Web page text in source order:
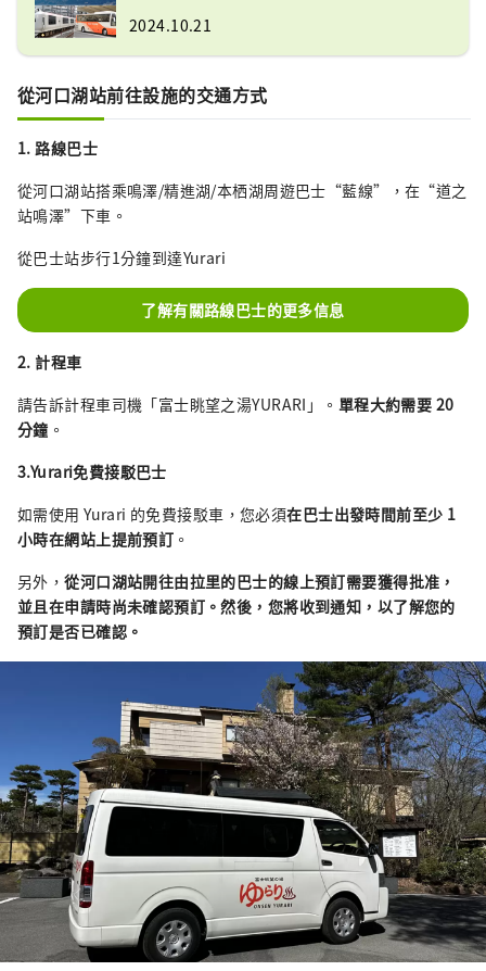
2024.10.21
從河口湖站前往設施的交通方式
1. 路線巴士
從河口湖站搭乘鳴澤/精進湖/本栖湖周遊巴士“藍線”，在“道之
站鳴澤”下車。
從巴士站步行1分鐘到達Yurari
了解有關路線巴士的更多信息
2. 計程車
請告訴計程車司機「富士眺望之湯YURARI」。 單程大約需要 20
分鐘 。
3.Yurari免費接駁巴士
如需使用 Yurari 的免費接駁車，您必須在巴士出發時間前至少 1
小時在網站上提前預訂 。
另外，從河口湖站開往由拉里的巴士的線上預訂需要獲得批准，
並且在申請時尚未確認預訂。然後，您將收到通知，以了解您的
預訂是否已確認。